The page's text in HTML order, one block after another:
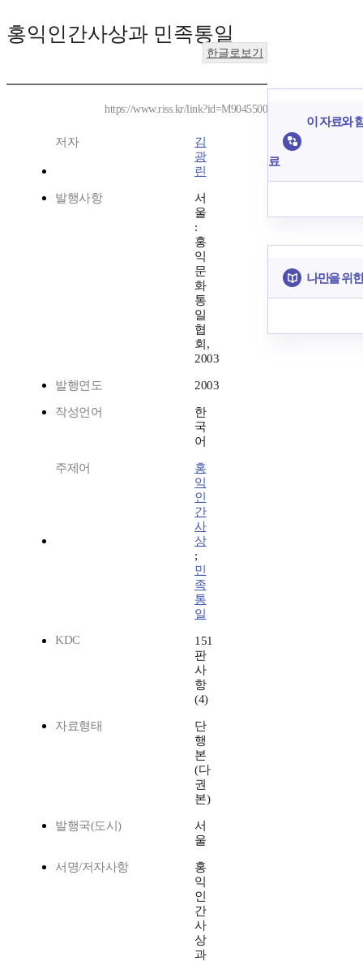
홍익인간사상과 민족통일
한글로보기
https://www.riss.kr/link?id=M9045500
저자
김
광
린
발행사항
서
울
:
홍
익
문
화
통
일
협
회,
2003
발행연도 2003
작성언어
한
국
어
주제어
홍
익
인
간
사
상
;
민
족
통
일
KDC
151
판
사
항
(4)
자료형태
단
행
본
(다
권
본)
발행국(도시)
서
울
서명/저자사항
홍
익
인
간
사
상
과
이 자료와
료
나만을 위